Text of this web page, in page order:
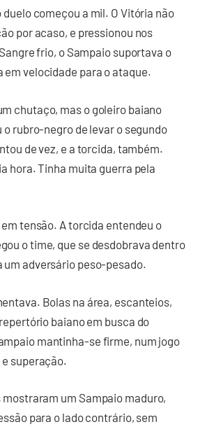
duelo começou a mil. O Vitória não
por acaso, e pressionou nos
frio, o Sampaio suportava o
em velocidade para o ataque.
chutaço, mas o goleiro baiano
o rubro-negro de levar o segundo
de vez, e a torcida, também.
hora. Tinha muita guerra pela
tensão. A torcida entendeu o
o time, que se desdobrava dentro
um adversário peso-pesado.
Bolas na área, escanteios,
baiano em busca do
mantinha-se firme, num jogo
superação.
um Sampaio maduro,
para o lado contrário, sem